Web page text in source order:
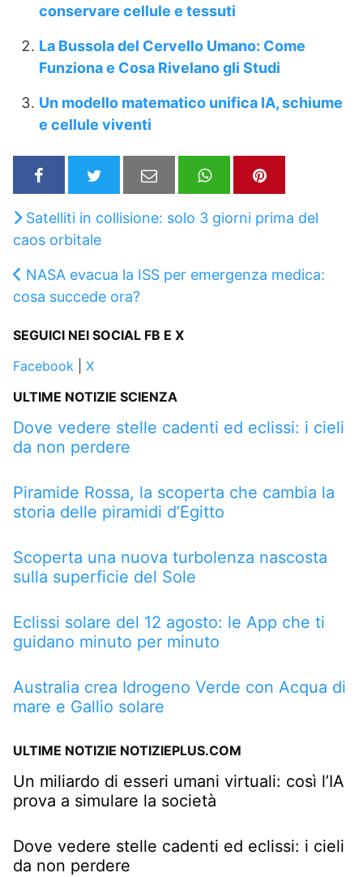
conservare cellule e tessuti
La Bussola del Cervello Umano: Come
Funziona e Cosa Rivelano gli Studi
Un modello matematico unifica IA, schiume
e cellule viventi
Satelliti in collisione: solo 3 giorni prima del
caos orbitale
NASA evacua la ISS per emergenza medica:
cosa succede ora?
SEGUICI NEI SOCIAL FB E X
Facebook
X
ULTIME NOTIZIE SCIENZA
Dove vedere stelle cadenti ed eclissi: i cieli
da non perdere
Piramide Rossa, la scoperta che cambia la
storia delle piramidi d’Egitto
Scoperta una nuova turbolenza nascosta
sulla superficie del Sole
Eclissi solare del 12 agosto: le App che ti
guidano minuto per minuto
Australia crea Idrogeno Verde con Acqua di
mare e Gallio solare
ULTIME NOTIZIE NOTIZIEPLUS.COM
Un miliardo di esseri umani virtuali: così l’IA
prova a simulare la società
Dove vedere stelle cadenti ed eclissi: i cieli
da non perdere